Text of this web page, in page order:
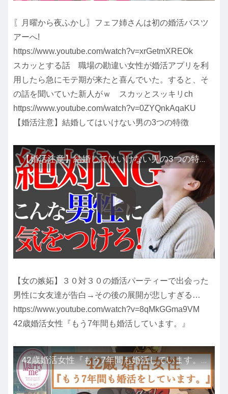
〖月曜から夜ふかし〗フェフ姉さんは初の婚活バスツ
アーへ!
https://www.youtube.com/watch?v=xrGetmXREOk
スカッとする話 職場の勘違い女性が婚活アプリを利
用したら急にモテ期が来たと喜んでいた。すると、そ
の話を聞いていた新人がｗ スカッとスッキリch
https://www.youtube.com/watch?v=0ZYQnkAqaKU
【婚活注意】結婚してはいけない男の3つの特徴
【婚活注意】結婚してはいけない男の3つの特徴
【女の嫉妬】３０対３０の婚活パーティーで出会った
男性に女友達が告白→その後の展開が悲しすぎる…
https://www.youtube.com/watch?v=8qMkGGma9VM
42歳婚活女性『もう7年間も婚活しています。』
42歳婚活女性『もう7年間も婚活しています。』